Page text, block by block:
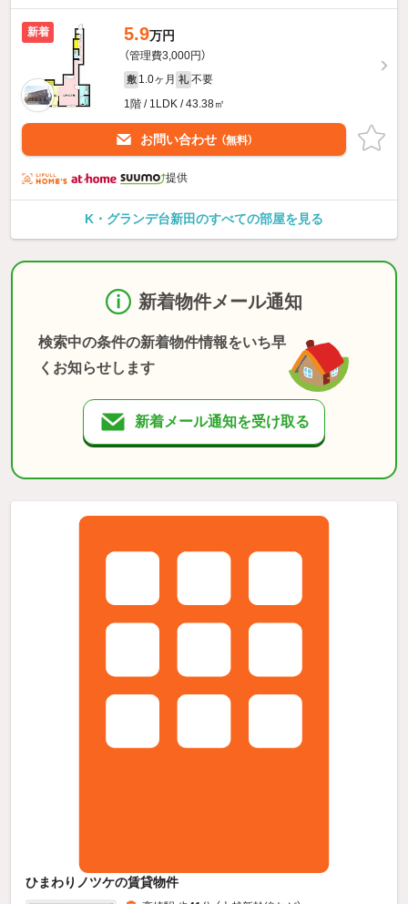
新着 5.9万円
（管理費3,000円）
敷 1.0ヶ月 礼 不要
1階 / 1LDK / 43.38㎡
お問い合わせ （無料）
提供
K・グランデ台新田のすべての部屋を見る
新着物件メール通知
検索中の条件の新着物件情報をいち早
くお知らせします
新着メール通知を受け取る
ひまわりノツケの賃貸物件